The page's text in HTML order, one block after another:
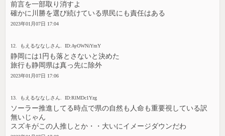
前言を一部取り消すよ
確かに川勝を選び続けている県民にも責任はある
2023年01月07日 17:04
12. もえるななしさん. ID:AyOWNiYmY
静岡には1円も落とさないと決めた
旅行も静岡県は真っ先に除外
2023年01月07日 17:06
13. もえるななしさん. ID:RlMDc1Yzg
ソーラー推進してる時点で県の自然も人命も重要視している訳
無いじゃん
スズキがこの人推しとか・・大いにイメージダウンだわ